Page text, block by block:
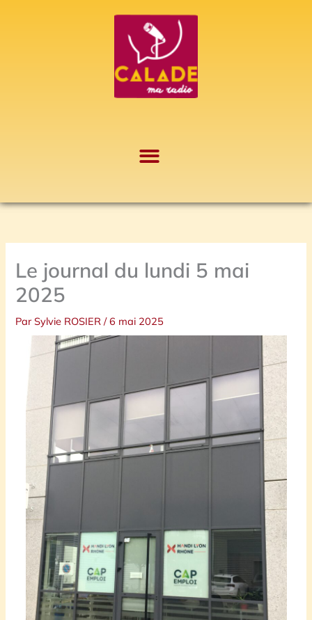
Le journal du lundi 5 mai
2025
ParSylvie ROSIER/6 mai 2025